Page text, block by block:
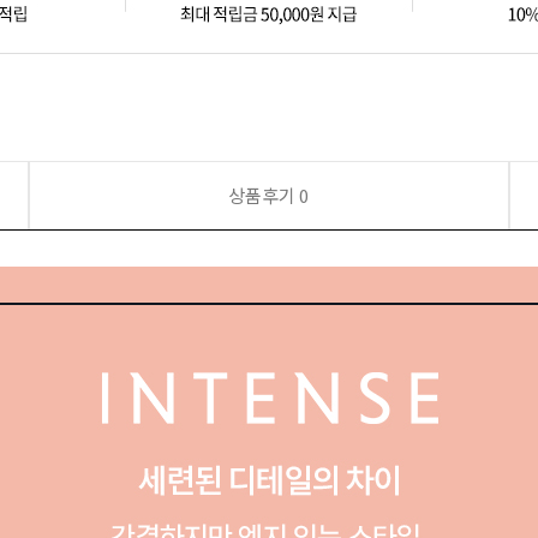
상품후기0